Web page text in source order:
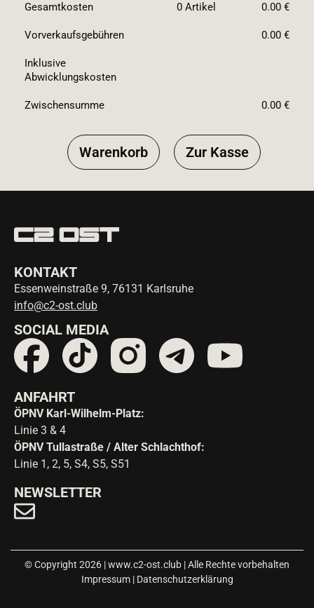
Gesamtkosten 0 Artikel 0.00 €
Vorverkaufsgebühren 0.00 €
Inklusive
Abwicklungskosten
Zwischensumme 0.00 €
Warenkorb Zur Kasse
KONTAKT
Essenweinstraße 9, 76131 Karlsruhe
info@c2-ost.club
SOCIAL MEDIA
ANFAHRT
ÖPNV Karl-Wilhelm-Platz:
Linie 3 & 4
ÖPNV Tullastraße / Alter Schlachthof:
Linie 1, 2, 5, S4, S5, S51
NEWSLETTER
© Copyright 2026 | www.c2-ost.club | Alle Rechte vorbehalten
Impressum| Datenschutzerklärung